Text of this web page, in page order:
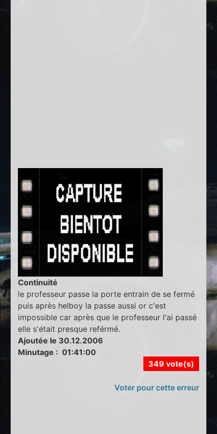
Continuité
le professeur passe la porte entrain de se fermé
puis après helboy la passe aussi or c'est
impossible car après que le professeur l'ai passé
elle s'était presque reférmé.
Ajoutée le 30.12.2006
Minutage : 01:41:00
349 vote(s)
Voter pour cette erreur